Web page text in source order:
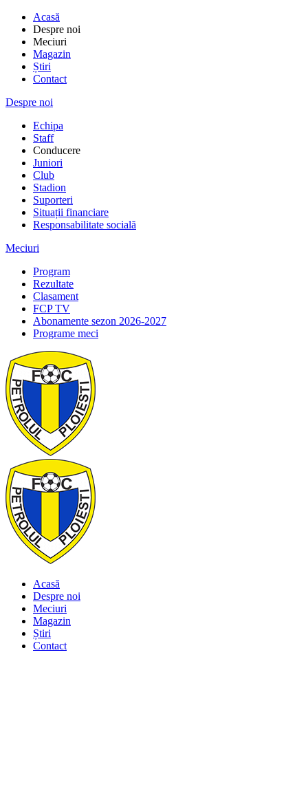
Acasă
Despre noi
Meciuri
Magazin
Știri
Contact
Despre noi
Echipa
Staff
Conducere
Juniori
Club
Stadion
Suporteri
Situații financiare
Responsabilitate socială
Meciuri
Program
Rezultate
Clasament
FCP TV
Abonamente sezon 2026-2027
Programe meci
Acasă
Despre noi
Meciuri
Magazin
Știri
Contact